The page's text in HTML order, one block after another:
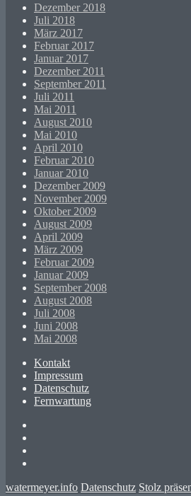
Dezember 2018
Juli 2018
März 2017
Februar 2017
Januar 2017
Dezember 2011
September 2011
Juli 2011
Mai 2011
August 2010
Mai 2010
April 2010
Februar 2010
Januar 2010
Dezember 2009
November 2009
Oktober 2009
August 2009
April 2009
März 2009
Februar 2009
Januar 2009
September 2008
August 2008
Juli 2008
Juni 2008
Mai 2008
Kontakt
Impressum
Datenschutz
Fernwartung
watermeyer.info Datenschutz Stolz